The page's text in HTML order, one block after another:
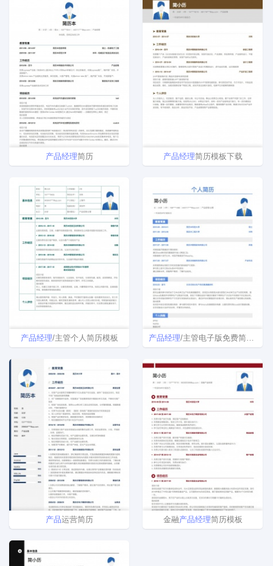
产品经理简历 产品经理简历模板下载
产品经理/主管个人简历模板 产品经理/主管电子版免费简历模板
产品运营简历 金融产品经理简历模板